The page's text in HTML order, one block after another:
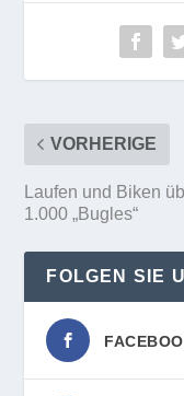
VORHERIGE
Laufen und Biken
1.000 „Bugles“
FOLGEN SIE